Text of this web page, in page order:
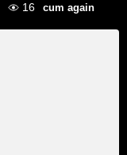
16 cum again